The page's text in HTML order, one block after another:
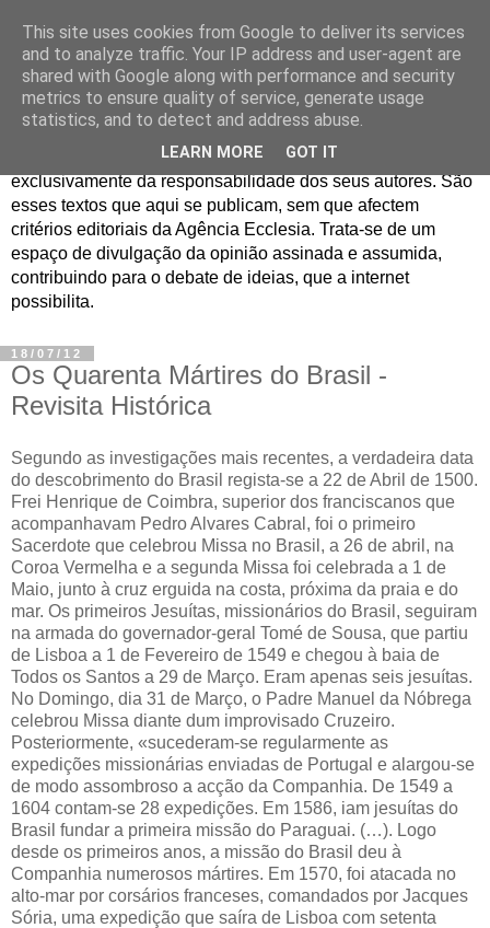
Jornal de Opinião
São muitos os textos enviados para a Agência Ecclesia com
pedido de publicação. De diferentes personalidades e
contextos sociais e eclesiais, o seu conteúdo é
exclusivamente da responsabilidade dos seus autores. São
esses textos que aqui se publicam, sem que afectem
critérios editoriais da Agência Ecclesia. Trata-se de um
espaço de divulgação da opinião assinada e assumida,
contribuindo para o debate de ideias, que a internet
possibilita.
18/07/12
Os Quarenta Mártires do Brasil -
Revisita Histórica
Segundo as investigações mais recentes, a verdadeira data
do descobrimento do Brasil regista-se a 22 de Abril de 1500.
Frei Henrique de Coimbra, superior dos franciscanos que
acompanhavam Pedro Alvares Cabral, foi o primeiro
Sacerdote que celebrou Missa no Brasil, a 26 de abril, na
Coroa Vermelha e a segunda Missa foi celebrada a 1 de
Maio, junto à cruz erguida na costa, próxima da praia e do
mar. Os primeiros Jesuítas, missionários do Brasil, seguiram
na armada do governador-geral Tomé de Sousa, que partiu
de Lisboa a 1 de Fevereiro de 1549 e chegou à baia de
Todos os Santos a 29 de Março. Eram apenas seis jesuítas.
No Domingo, dia 31 de Março, o Padre Manuel da Nóbrega
celebrou Missa diante dum improvisado Cruzeiro.
Posteriormente, «sucederam-se regularmente as
expedições missionárias enviadas de Portugal e alargou-se
de modo assombroso a acção da Companhia. De 1549 a
1604 contam-se 28 expedições. Em 1586, iam jesuítas do
Brasil fundar a primeira missão do Paraguai. (…). Logo
desde os primeiros anos, a missão do Brasil deu à
Companhia numerosos mártires. Em 1570, foi atacada no
alto-mar por corsários franceses, comandados por Jacques
Sória, uma expedição que saíra de Lisboa com setenta
This site uses cookies from Google to deliver its services
and to analyze traffic. Your IP address and user-agent are
shared with Google along with performance and security
metrics to ensure quality of service, generate usage
statistics, and to detect and address abuse.
LEARN MORE GOT IT